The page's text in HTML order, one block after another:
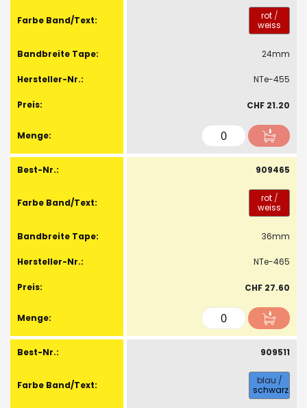
rot/
weiss
24mm
NTe-455
CHF 21.20
909465
rot/
weiss
36mm
NTe-465
CHF 27.60
909511
blau /
schwarz